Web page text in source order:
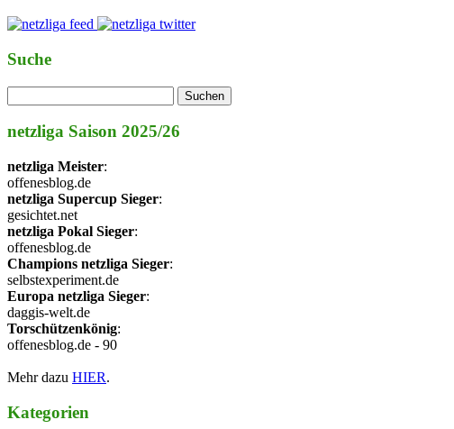
Suche
netzliga Saison 2025/26
netzliga Meister:
offenesblog.de
netzliga Supercup Sieger:
gesichtet.net
netzliga Pokal Sieger:
offenesblog.de
Champions netzliga Sieger:
selbstexperiment.de
Europa netzliga Sieger:
daggis-welt.de
Torschützenkönig:
offenesblog.de - 90
Mehr dazu HIER.
Kategorien